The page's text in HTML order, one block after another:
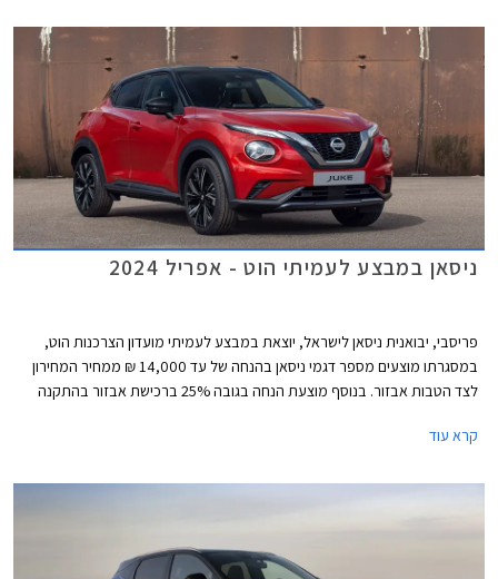
ניסאן במבצע לעמיתי הוט - אפריל 2024
פריסבי, יבואנית ניסאן לישראל, יוצאת במבצע לעמיתי מועדון הצרכנות הוט,
במסגרתו מוצעים מספר דגמי ניסאן בהנחה של עד 14,000 ₪ ממחיר המחירון
לצד הטבות אבזור. בנוסף מוצעת הנחה בגובה 25% ברכישת אבזור בהתקנה
של ניסאן בישראל.
קרא עוד